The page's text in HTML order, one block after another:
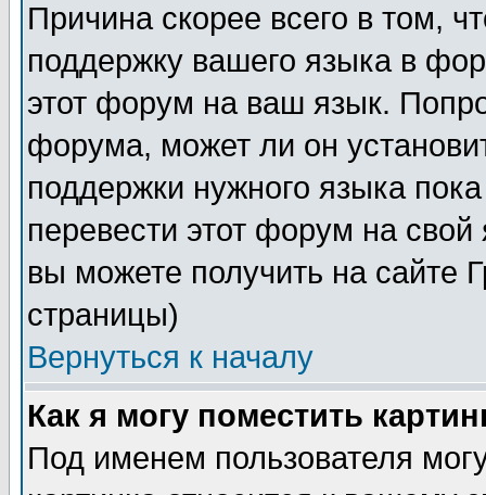
Причина скорее всего в том,
поддержку вашего языка в
этот форум на ваш язык.
форума, может ли он
поддержки нужного языка
перевести этот форум на
вы можете получить на сайте
страницы)
Вернуться к началу
Как я могу поместить
Под именем пользователя